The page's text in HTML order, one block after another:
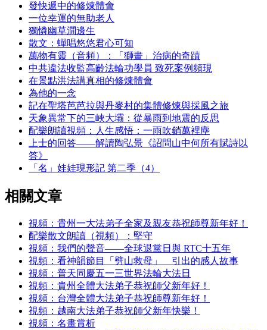
發快遞中的修煉體會
一位幸運的無助老人
獨憐幽草澗邊生
散文：蟬唱悠悠君心可知
萬物有靈（音頻）：「獅畫」治病的奇蹟
中共違法收監高齡法輪功學員 致死案例頻現
在景點洪法講真相的修煉體會
為他的一念
記在聖塔芭芭拉與丹麥村的集體修煉與採風之旅
天象異常下的三峽大壩：從暴雨到地震的反思
配樂朗讀視頻：人生感悟：一雨吹銷萬裡塵
上士的回答——解讀陶弘景《詔問山中何所有賦詩以
答》
「名」娃娃現形記 第二季（4）
相關文章
視頻：貴州一大法弟子全家及親友恭祝師尊新年好！
配樂散文朗讀（視頻）：堅守
視頻：我們的聲音——全球退黨日與 RTC十五年
視頻：看神韻節目「劈山救母」 引出的感人故事
視頻：普天同慶五一三世界法輪大法日
視頻：貴州全體大法弟子恭祝師父新年好！
視頻：台灣全體大法弟子恭祝師尊新年好！
視頻：越南大法弟子恭祝師父新年快樂！
視頻：名畫賞析